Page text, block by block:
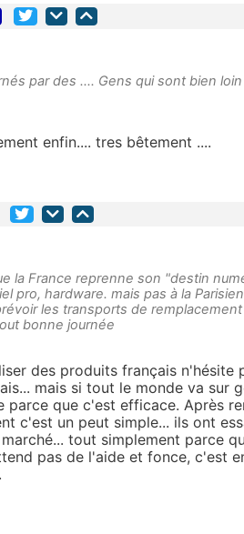
par des .... Gens qui sont bien
enfin.... tres bêtement ....
la France reprenne son "destin
pro, hardware. mais pas à la
les transports de
bonne journée
des produits français n'hésite
mais si tout le monde va sur
parce que c'est efficace. Après
c'est un peut simple... ils ont
tout simplement parce
pas de l'aide et fonce, c'est